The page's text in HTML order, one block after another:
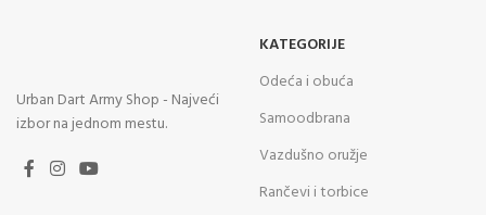
Urban Dart Army Shop - Najveći
izbor na jednom mestu.
KATEGORIJE
Odeća i obuća
Samoodbrana
Vazdušno oružje
Rančevi i torbice